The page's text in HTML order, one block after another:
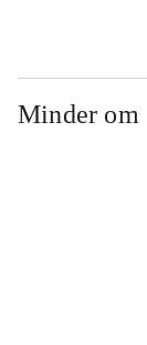
Minder om